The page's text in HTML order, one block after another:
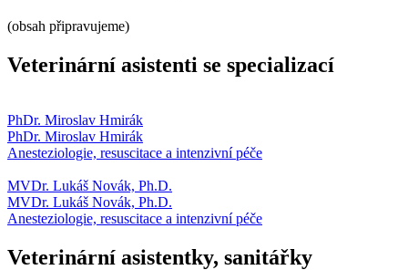
(obsah připravujeme)
Veterinární asistenti se specializací
PhDr. Miroslav Hmirák
PhDr. Miroslav Hmirák
Anesteziologie, resuscitace a intenzivní péče
MVDr. Lukáš Novák, Ph.D.
MVDr. Lukáš Novák, Ph.D.
Anesteziologie, resuscitace a intenzivní péče
Veterinární asistentky, sanitářky